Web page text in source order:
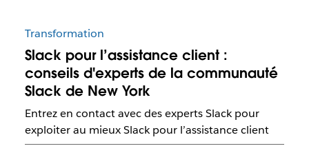
Transformation
Slack pour l’assistance client :
conseils d'experts de la communauté
Slack de New York
Entrez en contact avec des experts Slack pour
exploiter au mieux Slack pour l’assistance client